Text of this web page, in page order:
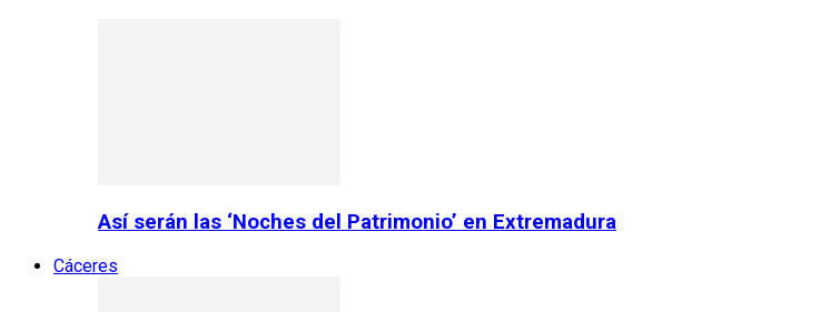
Así serán las ‘Noches del Patrimonio’ en Extremadura
Cáceres